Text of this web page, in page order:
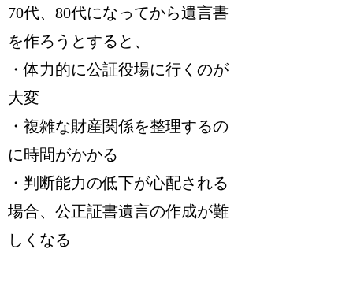
70代、80代になってから遺言書
を作ろうとすると、
・体力的に公証役場に行くのが
大変
・複雑な財産関係を整理するの
に時間がかかる
・判断能力の低下が心配される
場合、公正証書遺言の作成が難
しくなる